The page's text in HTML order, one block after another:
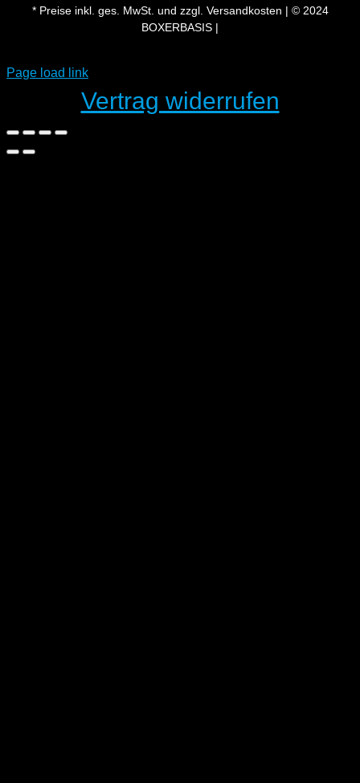
* Preise inkl. ges. MwSt. und zzgl. Versandkosten | © 2024
BOXERBASIS |
Page load link
Vertrag widerrufen